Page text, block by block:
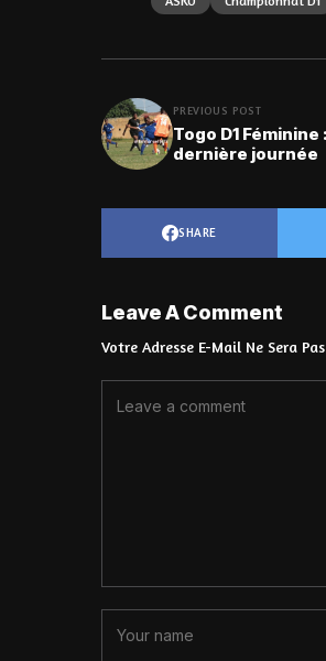
PREVIOUS POST
Togo D1
dernière journée
SHARE
Leave A Comment
Votre Adresse E-Mail Ne Sera